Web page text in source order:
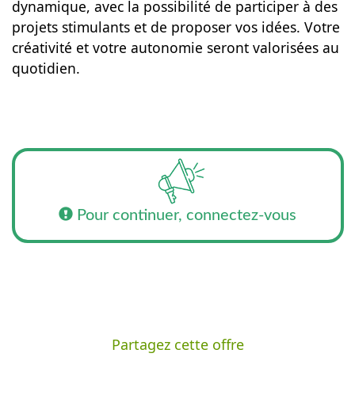
dynamique, avec la possibilité de participer à des
projets stimulants et de proposer vos idées. Votre
créativité et votre autonomie seront valorisées au
quotidien.
Pour continuer, connectez-vous
Partagez cette offre